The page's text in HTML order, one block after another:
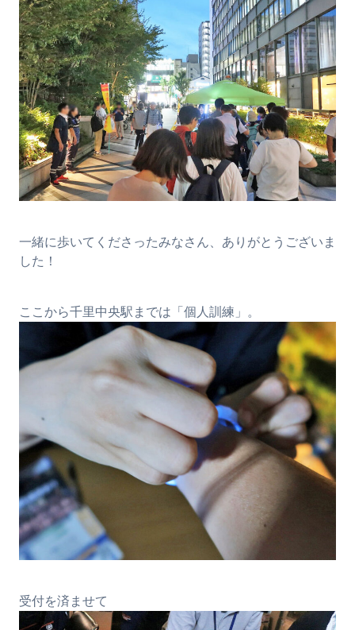
一緒に歩いてくださったみなさん、ありがとうございま
した！
ここから千里中央駅までは「個人訓練」。
受付を済ませて